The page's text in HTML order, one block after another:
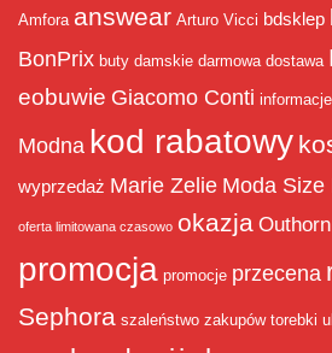
Amfora answear Arturo Vicci bdsklep
BonPrix buty damskie darmowa dostawa
eobuwie Giacomo Conti informacje
Modna kod rabatowy
wyprzedaż Marie Zelie Moda Size
oferta limitowana czasowo okazja Outhorn
promocja promocje przecena
Sephora szaleństwo zakupów torebki